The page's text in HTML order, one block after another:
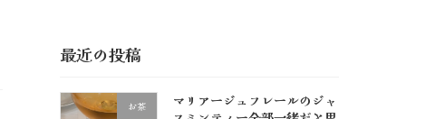
最近の投稿
お茶
マリアージュフレールのジャ